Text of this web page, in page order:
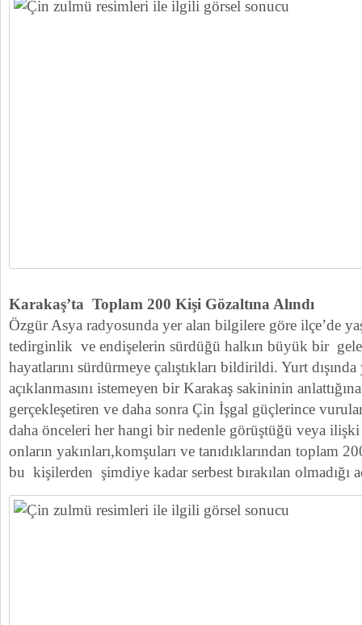
Karakaş’ta Toplam 200 Kişi Gözaltına Alındı
Özgür Asya radyosunda yer alan bilgilere göre ilçe’de
tedirginlik ve endişelerin sürdüğü halkın büyük bir
hayatlarını sürdürmeye çalıştıkları bildirildi. Yurt dışında
açıklanmasını istemeyen bir Karakaş sakininin
gerçekleşetiren ve daha sonra Çin İşgal güçlerince
daha önceleri her hangi bir nedenle görüştüğü veya
onların yakınları,komşuları ve tanıdıklarından toplam
bu kişilerden şimdiye kadar serbest bırakılan olmadığı